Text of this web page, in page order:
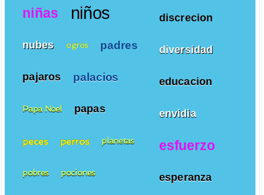
discrecion
diversidad
educacion
envidia
esfuerzo
esperanza
niñas niños
nubes ogros padres
pajaros palacios
Papa Noel papas
peces perros planetas
pobres pociones